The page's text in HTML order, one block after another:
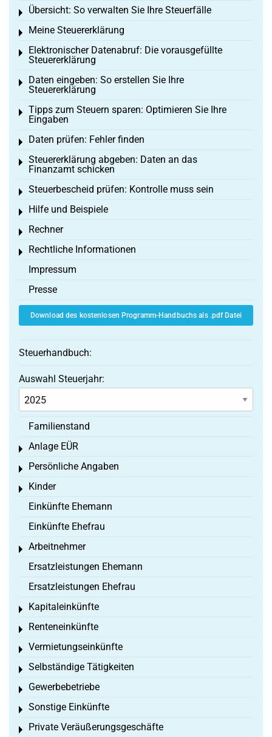
Übersicht: So verwalten Sie Ihre Steuerfälle
Toggle menu
Meine Steuererklärung
Toggle menu
Elektronischer Datenabruf: Die vorausgefüllte
Steuererklärung
Toggle menu
Daten eingeben: So erstellen Sie Ihre
Steuererklärung
Toggle menu
Tipps zum Steuern sparen: Optimieren Sie Ihre
Eingaben
Toggle menu
Daten prüfen: Fehler finden
Toggle menu
Steuererklärung abgeben: Daten an das
Finanzamt schicken
Toggle menu
Steuerbescheid prüfen: Kontrolle muss sein
Toggle menu
Hilfe und Beispiele
Toggle menu
Rechner
Toggle menu
Rechtliche Informationen
Toggle menu
Impressum
Presse
Download des kostenlosen Programm-Handbuchs als .pdf Datei
Steuerhandbuch:
Auswahl Steuerjahr:
Familienstand
Anlage EÜR
Toggle menu
Persönliche Angaben
Toggle menu
Kinder
Toggle menu
Einkünfte Ehemann
Einkünfte Ehefrau
Arbeitnehmer
Toggle menu
Ersatzleistungen Ehemann
Ersatzleistungen Ehefrau
Kapitaleinkünfte
Toggle menu
Renteneinkünfte
Toggle menu
Vermietungseinkünfte
Toggle menu
Selbständige Tätigkeiten
Toggle menu
Gewerbebetriebe
Toggle menu
Sonstige Einkünfte
Toggle menu
Private Veräußerungsgeschäfte
Toggle menu